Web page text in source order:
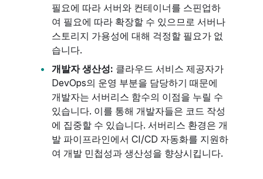
필요에 따라 서버와 컨테이너를 스핀업하
여 필요에 따라 확장할 수 있으므로 서버나
스토리지 가용성에 대해 걱정할 필요가 없
습니다.
개발자 생산성: 클라우드 서비스 제공자가
DevOps의 운영 부분을 담당하기 때문에
개발자는 서버리스 함수의 이점을 누릴 수
있습니다. 이를 통해 개발자들은 코드 작성
에 집중할 수 있습니다. 서버리스 환경은 개
발 파이프라인에서 CI/CD 자동화를 지원하
여 개발 민첩성과 생산성을 향상시킵니다.